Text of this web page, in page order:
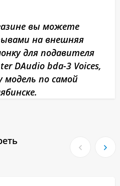
вы можете
на внешняя
для подавителя
DAudio bda-3 Voices,
по самой